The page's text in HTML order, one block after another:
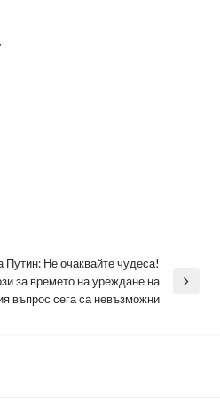
Путин: Не очаквайте чудеса!
за времето на уреждане на
въпрос сега са невъзможни